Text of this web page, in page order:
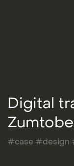
Digital
#case #design